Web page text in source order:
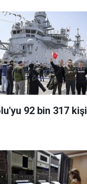
92 bin 317 kişi